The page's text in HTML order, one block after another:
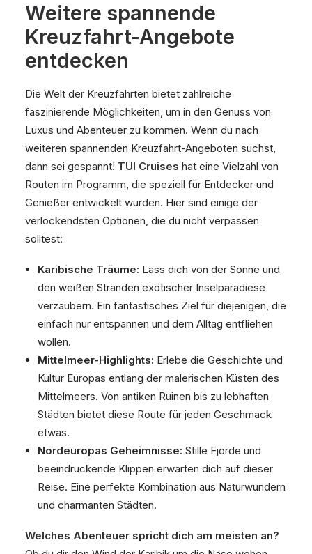
Weitere spannende
Kreuzfahrt-Angebote
entdecken
Die Welt der Kreuzfahrten bietet zahlreiche
faszinierende Möglichkeiten, um in den Genuss von
Luxus und Abenteuer zu kommen. Wenn du nach
weiteren spannenden Kreuzfahrt-Angeboten suchst,
dann sei gespannt! TUI Cruises hat eine Vielzahl von
Routen im Programm, die speziell für Entdecker und
Genießer entwickelt wurden. Hier sind einige der
verlockendsten Optionen, die du nicht verpassen
solltest:
Karibische Träume: Lass dich von der Sonne und
den weißen Stränden exotischer Inselparadiese
verzaubern. Ein fantastisches Ziel für diejenigen, die
einfach nur entspannen und dem Alltag entfliehen
wollen.
Mittelmeer-Highlights: Erlebe die Geschichte und
Kultur Europas entlang der malerischen Küsten des
Mittelmeers. Von antiken Ruinen bis zu lebhaften
Städten bietet diese Route für jeden Geschmack
etwas.
Nordeuropas Geheimnisse: Stille Fjorde und
beeindruckende Klippen erwarten dich auf dieser
Reise. Eine perfekte Kombination aus Naturwundern
und charmanten Städten.
Welches Abenteuer spricht dich am meisten an?